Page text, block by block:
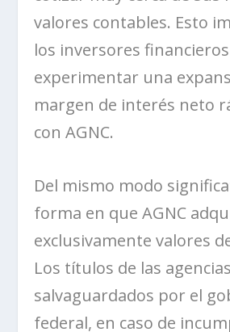
valores contables. Esto
los inversores
experimentar una
margen de interés neto
con AGNC.
Del mismo modo
forma en que AGNC
exclusivamente valores
Los títulos de las
salvaguardados por el
federal, en caso de